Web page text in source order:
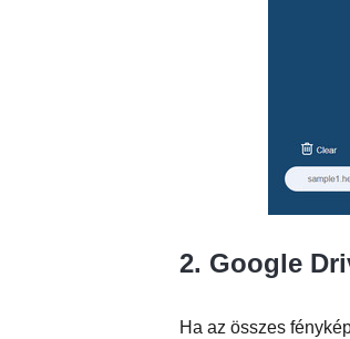
2. Google
Ha az összes